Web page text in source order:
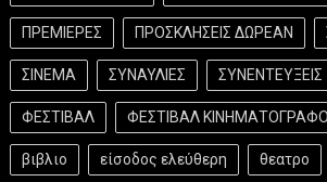
ΠΡΕΜΙΕΡΕΣ ΠΡΟΣΚΛΗΣΕΙΣ ΔΩΡΕΑΝ
ΣΙΝΕΜΑ ΣΥΝΑΥΛΙΕΣ ΣΥΝΕΝΤΕΥΞΕΙΣ
ΦΕΣΤΙΒΑΛ ΦΕΣΤΙΒΑΛ
βιβλιο είσοδος ελεύθερη θεατρο